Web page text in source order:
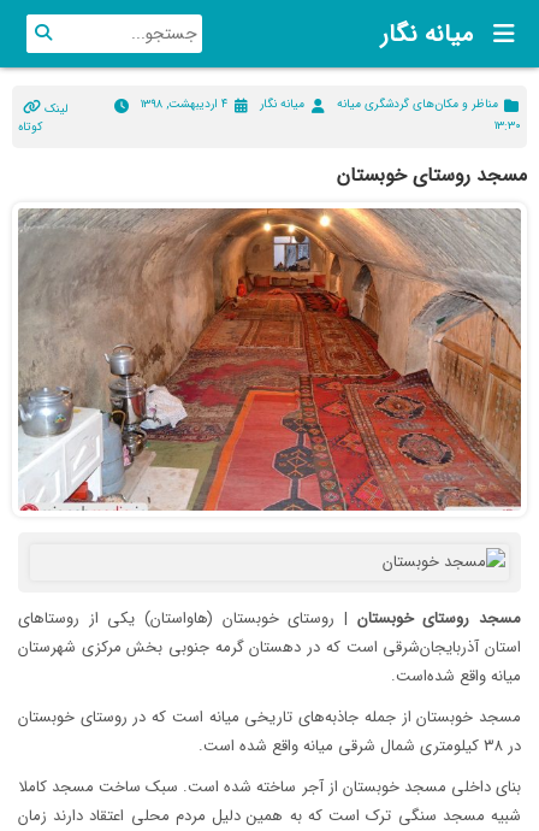
میانه نگار
مناظر و مکان‌های گردشگری میانه میانه نگار
۴ اردیبهشت, ۱۳۹۸
۱۳:۳۰
لینک
کوتاه
مسجد روستای خوبستان
مسجد روستای خوبستان | روستای خوبستان (هاواستان) یکی از روستاهای
استان آذربایجان‌شرقی است که در دهستان گرمه جنوبی بخش مرکزی شهرستان
میانه واقع شده‌است.
مسجد خوبستان از جمله جاذبه‌های تاریخی میانه است که در روستای خوبستان
در ۳۸ کیلومتری شمال شرقی میانه واقع شده است.
بنای داخلی مسجد خوبستان از آجر ساخته شده است. سبک ساخت مسجد کاملا
شبیه مسجد سنگی ترک است که به همین دلیل مردم محلی اعتقاد دارند زمان